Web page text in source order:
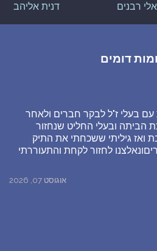
אלי רבנים דנית אליהב
דומים
בעלי ז"ל לבקר חברים ולאחר
הביתה ובעלי החליט שנחזור
ואז גיליתי ששכחתי את התיק
לחזור לקחת והתעוררתי
אוגוסט 07, 2026